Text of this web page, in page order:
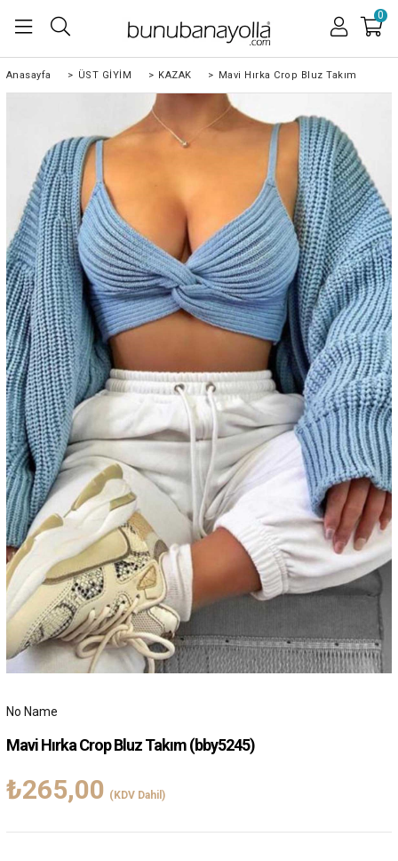
0
Anasayfa > ÜST GİYİM > KAZAK > Mavi Hırka Crop Bluz Takım
No Name
Mavi Hırka Crop Bluz Takım(bby5245)
₺265,00 (KDV Dahil)